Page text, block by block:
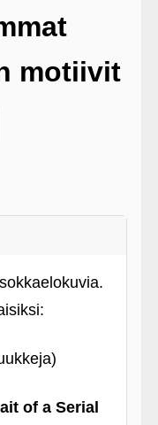
motiivit
of a Serial